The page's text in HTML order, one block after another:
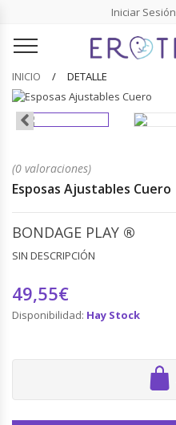
Iniciar Sesión
INICIO DETALLE
(0 valoraciones)
Esposas Ajustables Cuero
BONDAGE PLAY ®
SIN DESCRIPCIÓN
49,55€
Disponibilidad: Hay Stock